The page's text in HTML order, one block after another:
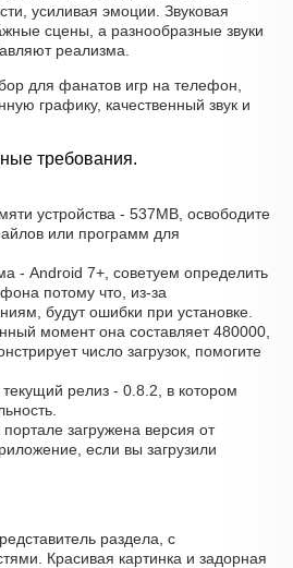
усиливая эмоции. Звуковая
сцены, а разнообразные звуки
реализма.
для фанатов игр на телефон,
графику, качественный звук и
требования.
устройства - 537MB, освободите
или программ для
- Android 7+, советуем определить
потому что, из-за
будут ошибки при установке.
момент она составляет 480000,
число загрузок, помогите
релиз - 0.8.2, в котором
загружена версия от
если вы загрузили
раздела, с
Красивая картинка и задорная